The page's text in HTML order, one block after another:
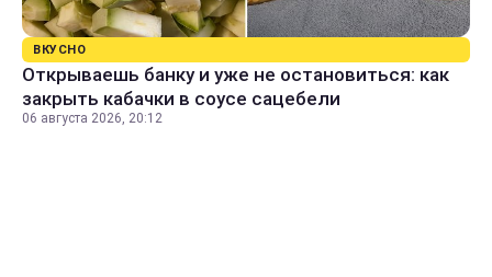
ВКУСНО
Открываешь банку и уже не остановиться: как
закрыть кабачки в соусе сацебели
06 августа 2026, 20:12